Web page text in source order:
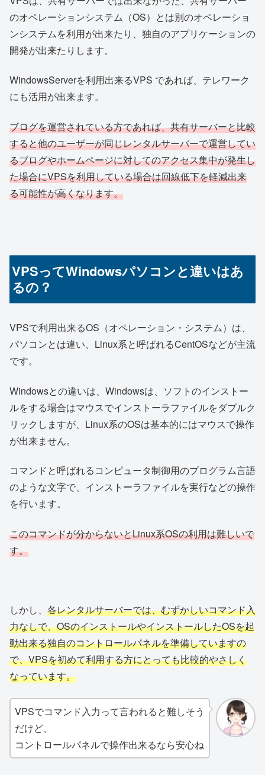
のオペレーションシステム（OS）とは別のオペレーショ
ンシステムを利用が出来たり、独自のアプリケーションの
開発が出来たりします。
WindowsServerを利用出来るVPS であれば、テレワーク
にも活用が出来ます。
ブログを運営されている方であれば、共有サーバーと比較
すると他のユーザーが同じレンタルサーバーで運営してい
るブログやホームページに対してのアクセス集中が発生し
た場合にVPSを利用している場合は回線低下を軽減出来
る可能性が高くなります。
VPSってWindowsパソコンと違いはあ
るの？
VPSで利用出来るOS（オペレーション・システム）は、
パソコンとは違い、Linux系と呼ばれるCentOSなどが主流
です。
Windowsとの違いは、Windowsは、ソフトのインストー
ルをする場合はマウスでインストーラファイルをダブルク
リックしますが、Linux系のOSは基本的にはマウスで操作
が出来ません。
コマンドと呼ばれるコンピュータ制御用のプログラム言語
のような文字で、インストーラファイルを実行などの操作
を行います。
このコマンドが分からないとLinux系OSの利用は難しいで
す。
しかし、 各レンタルサーバーでは、むずかしいコマンド入
力なしで、OSのインストールやインストールしたOSを起
動出来る独自のコントロールパネルを準備していますの
で、VPSを初めて利用する方にとっても比較的やさしく
なっています。
VPSでコマンド入力って言われると難しそう
だけど、
コントロールパネルで操作出来るなら安心ね